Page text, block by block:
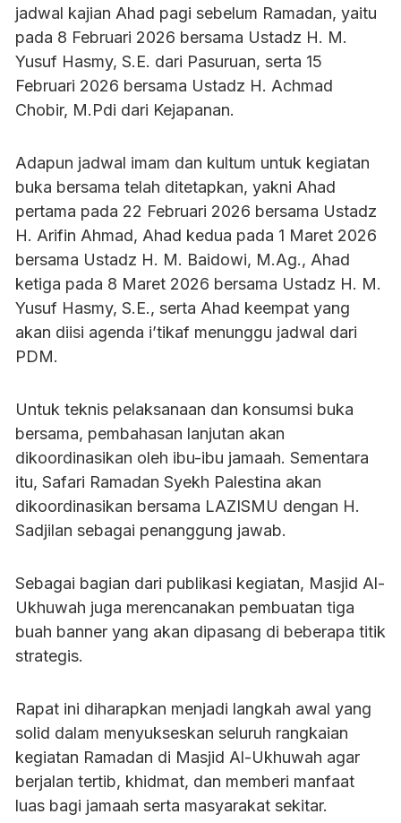
jadwal kajian Ahad pagi sebelum Ramadan, yaitu
pada 8 Februari 2026 bersama Ustadz H. M.
Yusuf Hasmy, S.E. dari Pasuruan, serta 15
Februari 2026 bersama Ustadz H. Achmad
Chobir, M.Pdi dari Kejapanan.
Adapun jadwal imam dan kultum untuk kegiatan
buka bersama telah ditetapkan, yakni Ahad
pertama pada 22 Februari 2026 bersama Ustadz
H. Arifin Ahmad, Ahad kedua pada 1 Maret 2026
bersama Ustadz H. M. Baidowi, M.Ag., Ahad
ketiga pada 8 Maret 2026 bersama Ustadz H. M.
Yusuf Hasmy, S.E., serta Ahad keempat yang
akan diisi agenda i’tikaf menunggu jadwal dari
PDM.
Untuk teknis pelaksanaan dan konsumsi buka
bersama, pembahasan lanjutan akan
dikoordinasikan oleh ibu-ibu jamaah. Sementara
itu, Safari Ramadan Syekh Palestina akan
dikoordinasikan bersama LAZISMU dengan H.
Sadjilan sebagai penanggung jawab.
Sebagai bagian dari publikasi kegiatan, Masjid Al-
Ukhuwah juga merencanakan pembuatan tiga
buah banner yang akan dipasang di beberapa titik
strategis.
Rapat ini diharapkan menjadi langkah awal yang
solid dalam menyukseskan seluruh rangkaian
kegiatan Ramadan di Masjid Al-Ukhuwah agar
berjalan tertib, khidmat, dan memberi manfaat
luas bagi jamaah serta masyarakat sekitar.